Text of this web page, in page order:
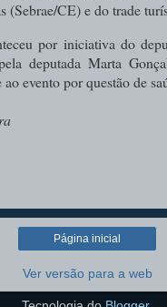
(Sebrae/CE) e do trade
por iniciativa do
deputada Marta
ao evento por questão de
Página inicial
Ver versão para a web